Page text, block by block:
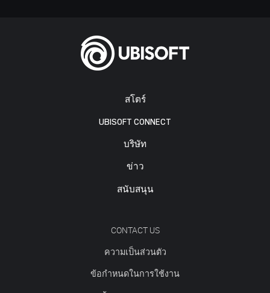
สโตร์
UBISOFT CONNECT
บริษัท
ข่าว
สนับสนุน
CONTACT US
ความเป็นส่วนตัว
ข้อกำหนดในการใช้งาน